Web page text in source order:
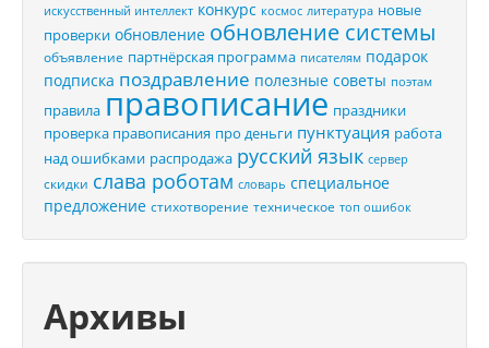
искусственный интеллект конкурс космос литература новые
проверки обновление обновление системы
объявление партнёрская программа писателям подарок
подписка поздравление полезные советы поэтам
правила правописание праздники
проверка правописания про деньги пунктуация работа
над ошибками распродажа русский язык сервер
скидки слава роботам словарь специальное
предложение стихотворение техническое топ ошибок
Архивы